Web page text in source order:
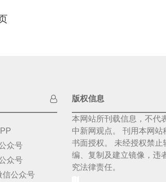
众号
众号
信公众号
版权信息
本网站所刊载信息，不代
中新网观点。 刊用本网站
书面授权。 未经授权禁止
编、复制及建立镜像，违
究法律责任。